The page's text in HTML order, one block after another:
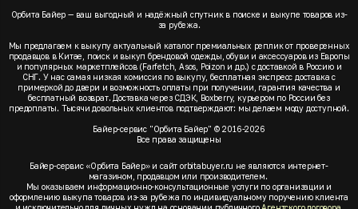
Орбита Байер — ваш выгодный и надёжный спутник в поиске и выкупе товаров из-
за рубежа.
Мы предлагаем к выкупу актуальный каталог премиальных реплик от проверенных
продавцов в Китае, поиск и выкуп брендовой одежды, обуви и аксессуаров из Европы
и популярных маркетплейсов (Farfetch, Asos, Poizon и др.) с доставкой в Россию и
СНГ. У нас самая низкая комиссия по выкупу, бесплатная экспресс доставка с
примеркой до двери и возможность оплаты при получении, гарантия качества и
бесплатный возврат. Доставка через СДЭК, Boxberry, курьером по России без
предоплаты. Тысячи довольных клиентов подтверждают: мы делаем моду доступной.
Байер-сервис "Орбита Байер" © 2016-2026
Все права защищены
Байер-сервис «Орбита Байер» и сайт orbitabuyer.ru не являются интернет-
магазином, продавцом или производителем.
Мы оказываем информационно-консультационные услуги по организации и
оформлению выкупа товаров из-за рубежа по индивидуальному поручению клиента